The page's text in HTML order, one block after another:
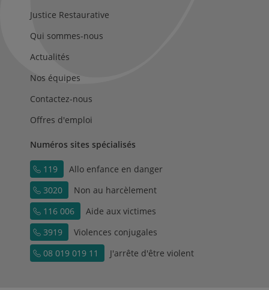
Justice Restaurative
Qui sommes-nous
Actualités
Nos équipes
Contactez-nous
Offres d'emploi
Numéros sites spécialisés
119
Allo enfance en danger
3020
Non au harcèlement
116 006
Aide aux victimes
3919
Violences conjugales
08 019 019 11
J'arrête d'être violent